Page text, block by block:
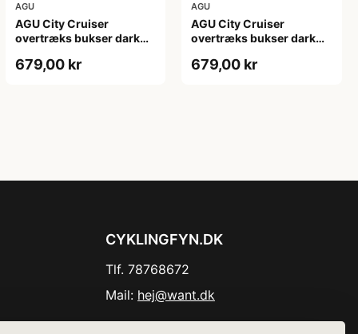
AGU
AGU City Cruiser
overtræks bukser dark
679,00 kr
AGU
AGU City Cruiser
overtræks bukser dark
679,00 kr
CYKLINGFYN.DK
Tlf. 78768672
Mail: hej@want.dk